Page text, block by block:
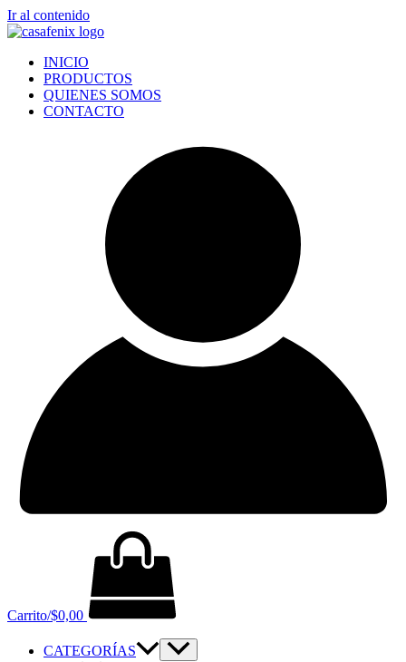
Ir al contenido
INICIO
PRODUCTOS
QUIENES SOMOS
CONTACTO
Carrito/$0,00
CATEGORÍAS